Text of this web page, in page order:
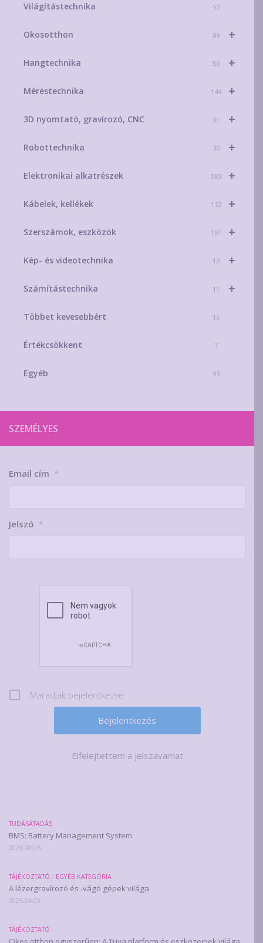
Világítástechnika 53
+
Okosotthon 89
+
Hangtechnika 50
+
Méréstechnika 144
+
3D nyomtató, gravírozó, CNC 91
+
Robottechnika 30
+
Elektronikai alkatrészek 583
+
Kábelek, kellékek 132
+
Szerszámok, eszközök 151
+
Kép- és videotechnika 12
+
Számítástechnika 11
Többet kevesebbért 16
Értékcsökkent 7
Egyéb 33
SZEMÉLYES
Email cím *
Jelszó *
Maradjak bejelentkezve
Elfelejtettem a jelszavamat
TUDÁSÁTADÁS
BMS: Battery Management System
2026.08.06.
TÁJÉKOZTATÓ / EGYÉB KATEGÓRIA
A lézergravírozó és -vágó gépek világa
2025.04.03.
TÁJÉKOZTATÓ